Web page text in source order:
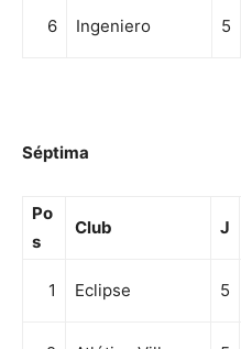
6 Ingeniero 5
Séptima
Po
s
Club J
1 Eclipse 5